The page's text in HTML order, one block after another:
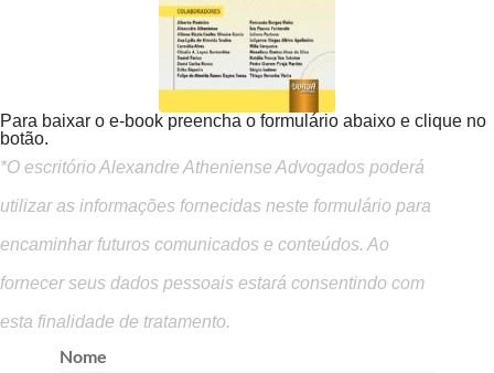
Para baixar o e-book preencha o formulário abaixo e clique no
botão.
*O escritório Alexandre Atheniense Advogados poderá
utilizar as informações fornecidas neste formulário para
encaminhar futuros comunicados e conteúdos. Ao
fornecer seus dados pessoais estará consentindo com
esta finalidade de tratamento.
Nome